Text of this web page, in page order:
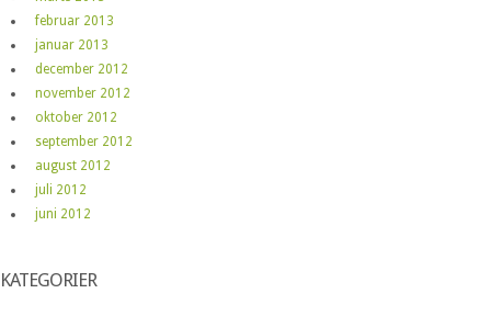
februar 2013
januar 2013
december 2012
november 2012
oktober 2012
september 2012
august 2012
juli 2012
juni 2012
KATEGORIER